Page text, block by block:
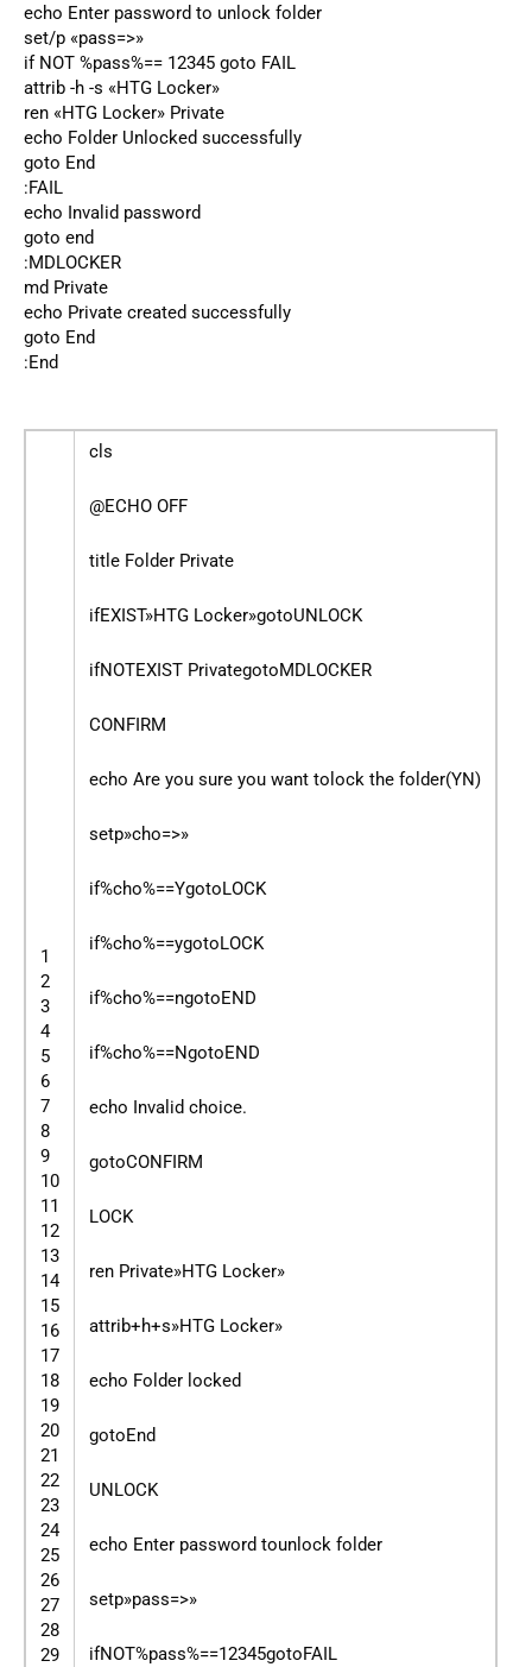
echo Enter password to unlock folder
set/p «pass=>»
if NOT %pass%== 12345 goto FAIL
attrib -h -s «HTG Locker»
ren «HTG Locker» Private
echo Folder Unlocked successfully
goto End
:FAIL
echo Invalid password
goto end
:MDLOCKER
md Private
echo Private created successfully
goto End
:End
1
2
3
4
5
6
7
8
9
10
11
12
13
14
15
16
17
18
19
20
21
22
23
24
25
26
27
28
29
cls
@ECHO OFF
title Folder Private
ifEXIST»HTG Locker»gotoUNLOCK
ifNOTEXIST PrivategotoMDLOCKER
CONFIRM
echo Are you sure you want tolock the folder(YN)
setp»cho=>»
if%cho%==YgotoLOCK
if%cho%==ygotoLOCK
if%cho%==ngotoEND
if%cho%==NgotoEND
echo Invalid choice.
gotoCONFIRM
LOCK
ren Private»HTG Locker»
attrib+h+s»HTG Locker»
echo Folder locked
gotoEnd
UNLOCK
echo Enter password tounlock folder
setp»pass=>»
ifNOT%pass%==12345gotoFAIL